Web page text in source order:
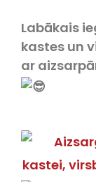
Labākais
kastes un
ar